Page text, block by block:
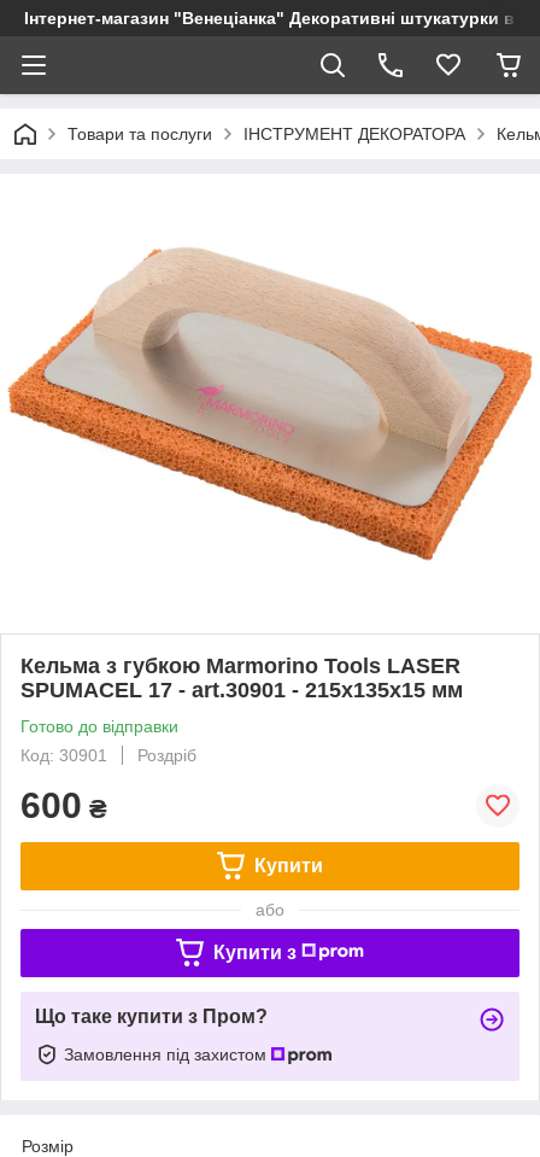
Інтернет-магазин "Венеціанка" Декоративні штукатурки від
Товари та послуги ІНСТРУМЕНТ ДЕКОРАТОРА
Кельма з губкою Marmorino Tools LASER
SPUMACEL 17 - art.30901 - 215x135x15 мм
Готово до відправки
Код: 30901
Роздріб
600 ₴
Купити
або
Купити з
Що таке купити з Пром?
Замовлення під захистом
Розмір